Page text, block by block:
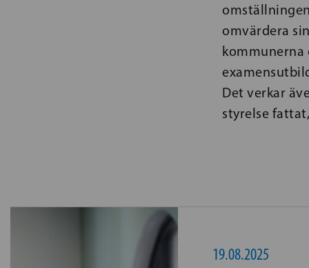
omvärdera
kommunerna
Det verkar
styrelse
19.08.2025